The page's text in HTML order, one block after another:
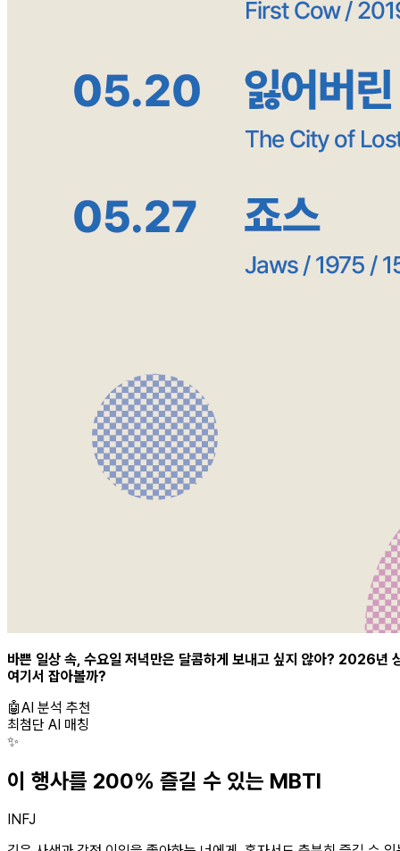
바쁜 일상 속, 수요일 저녁만은 달콤하게 보내고 싶지 않아? 2026년
여기서 잡아볼까?
🤖AI 분석 추천
최첨단 AI 매칭
✨
이 행사를 200% 즐길 수 있는 MBTI
INFJ